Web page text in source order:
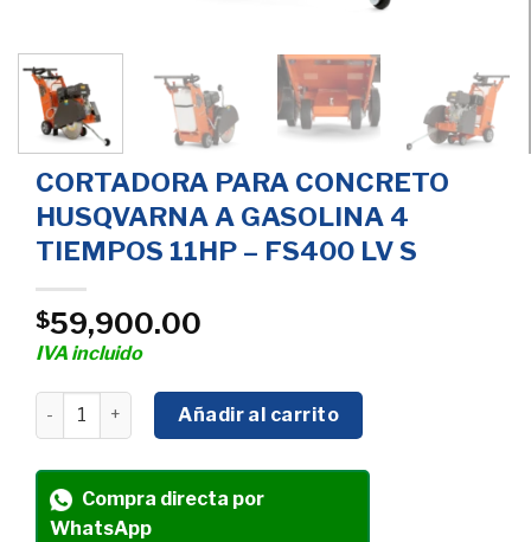
CORTADORA PARA CONCRETO
HUSQVARNA A GASOLINA 4
TIEMPOS 11HP – FS400 LV S
$59,900.00
IVA incluido
CORTADORA PARA CONCRETO HUSQVARNA A
Añadir al carrito
Compra directa por
WhatsApp